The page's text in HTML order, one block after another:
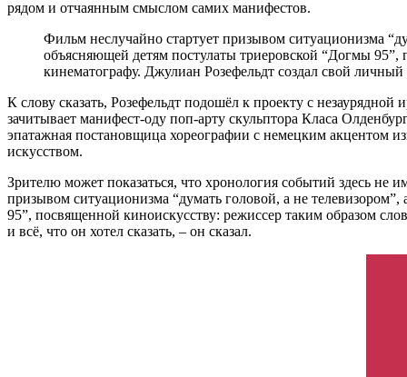
рядом и отчаянным смыслом самих манифестов.
Фильм неслучайно стартует призывом ситуационизма
объясняющей детям постулаты триеровской “Догмы 95”,
кинематографу. Джулиан Розефельдт создал свой личный
К слову сказать, Розефельдт подошёл к проекту с
зачитывает манифест-оду поп-арту скульптора Класа
эпатажная постановщица хореографии с немецким акцентом
искусством.
Зрителю может показаться, что хронология событий здесь не
призывом ситуационизма “думать головой, а не
95”, посвященной киноискусству: режиссер таким образом
и всё, что он хотел сказать, – он сказал.